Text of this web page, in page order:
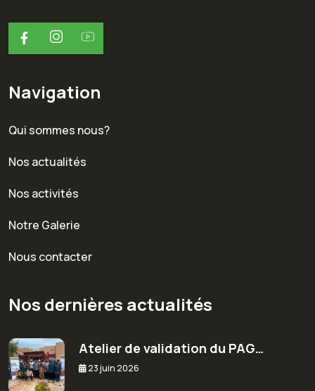
Navigation
Qui sommes nous?
Nos actualités
Nos activités
Notre Galerie
Nous contacter
Nos dernières actualités
Atelier de validation du PAG…
23 juin 2026